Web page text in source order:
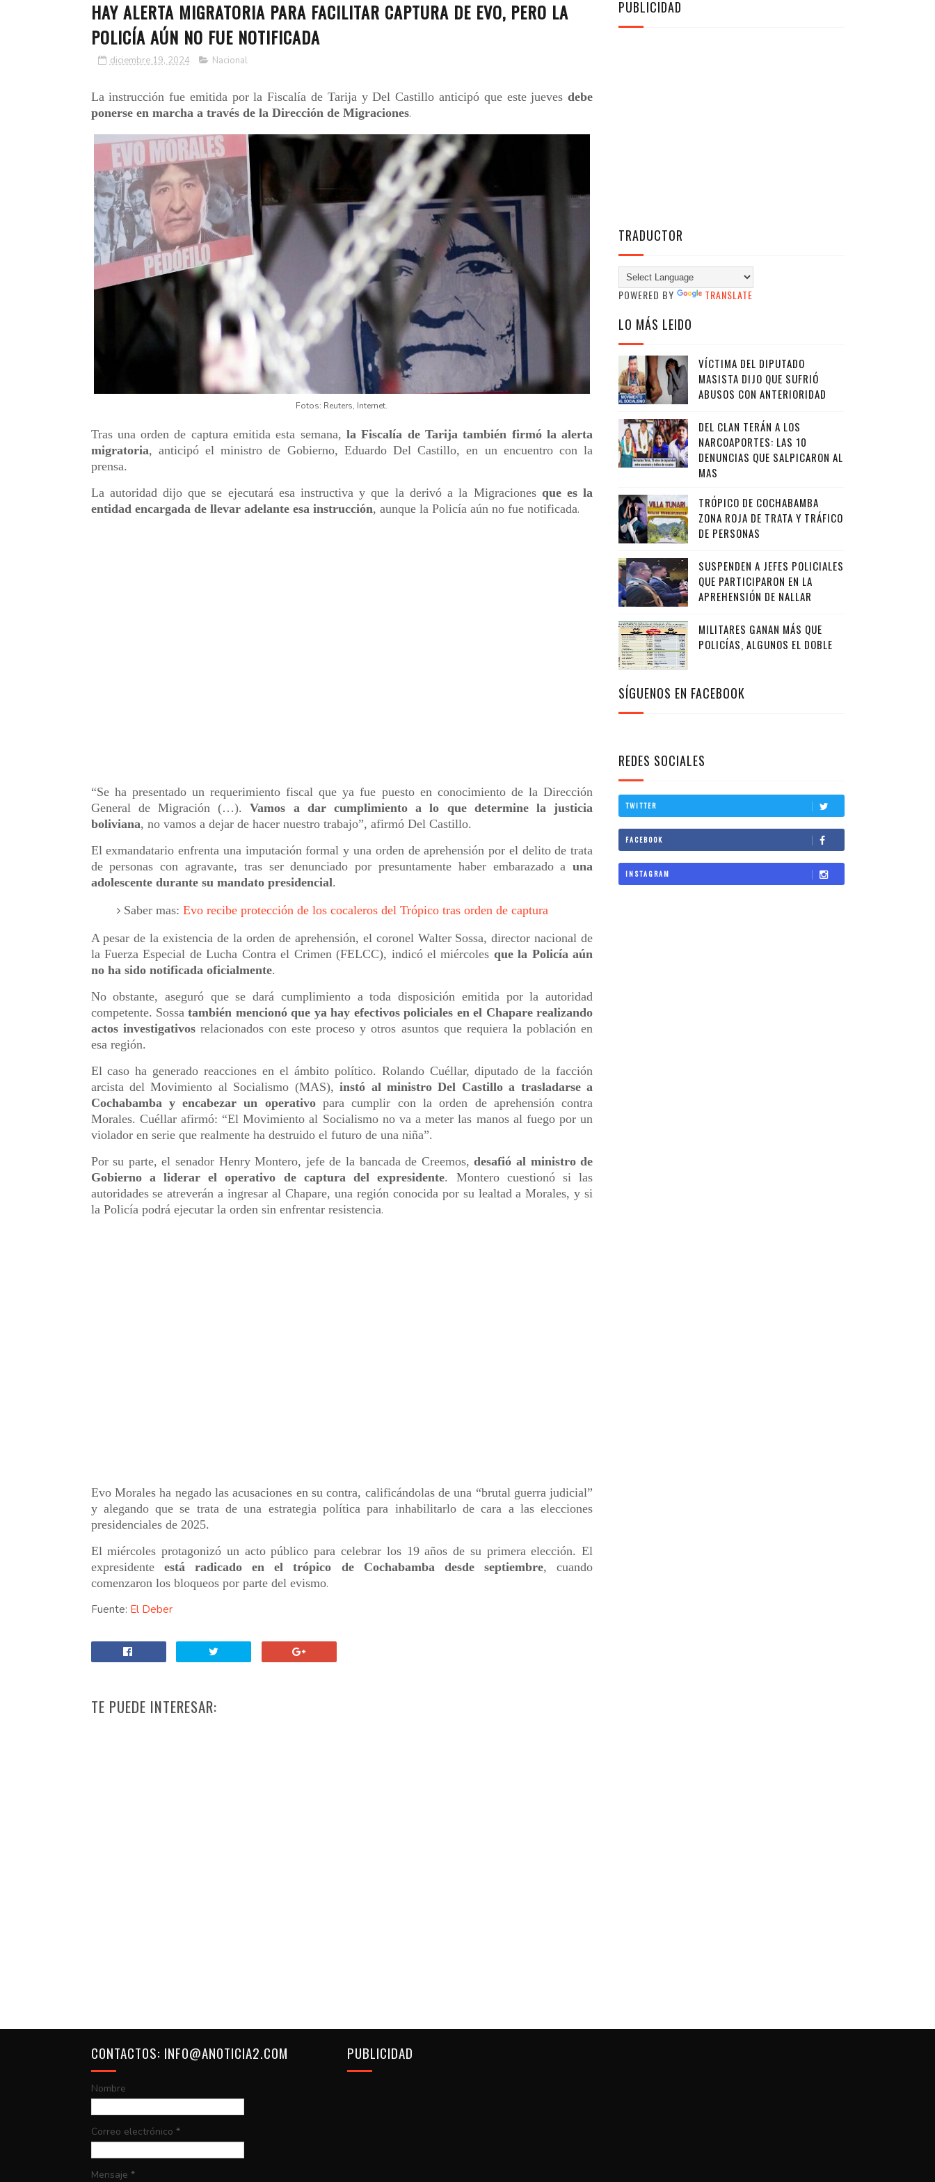
HAY ALERTA MIGRATORIA PARA FACILITAR CAPTURA DE EVO, PERO LA
POLICÍA AÚN NO FUE NOTIFICADA
diciembre 19, 2024 Nacional
La instrucción fue emitida por la Fiscalía de Tarija y Del Castillo anticipó que este juevesdebe
ponerse en marcha a través de la Dirección de Migraciones.
Fotos: Reuters, Internet.
Tras una orden de captura emitida esta semana,la Fiscalía de Tarija también firmó la alerta
migratoria, anticipó el ministro de Gobierno, Eduardo Del Castillo, en un encuentro con la
prensa.
La autoridad dijo que se ejecutará esa instructiva y que la derivó a la Migraciones que es la
entidad encargada de llevar adelante esa instrucción, aunque la Policía aún no fue notificada.
“Se ha presentado un requerimiento fiscal que ya fue puesto en conocimiento de la Dirección
General de Migración (…).Vamos a dar cumplimiento a lo que determine la justicia
boliviana, no vamos a dejar de hacer nuestro trabajo”, afirmó Del Castillo.
El exmandatario enfrenta una imputación formal y una orden de aprehensión por el delito de trata
de personas con agravante, tras ser denunciado por presuntamente haber embarazado a una
adolescente durante su mandato presidencial.
Saber mas: Evo recibe protección de los cocaleros del Trópico tras orden de captura
A pesar de la existencia de la orden de aprehensión, el coronel Walter Sossa, director nacional de
la Fuerza Especial de Lucha Contra el Crimen (FELCC), indicó el miércoles que la Policía aún
no ha sido notificada oficialmente.
No obstante, aseguró que se dará cumplimiento a toda disposición emitida por la autoridad
competente. Sossatambién mencionó que ya hay efectivos policiales en el Chapare realizando
actos investigativosrelacionados con este proceso y otros asuntos que requiera la población en
esa región.
El caso ha generado reacciones en el ámbito político. Rolando Cuéllar, diputado de la facción
arcista del Movimiento al Socialismo (MAS),instó al ministro Del Castillo a trasladarse a
Cochabamba y encabezar un operativopara cumplir con la orden de aprehensión contra
Morales. Cuéllar afirmó: “El Movimiento al Socialismo no va a meter las manos al fuego por un
violador en serie que realmente ha destruido el futuro de una niña”.
Por su parte, el senador Henry Montero, jefe de la bancada de Creemos,desafió al ministro de
Gobierno a liderar el operativo de captura del expresidente. Montero cuestionó si las
autoridades se atreverán a ingresar al Chapare, una región conocida por su lealtad a Morales, y si
la Policía podrá ejecutar la orden sin enfrentar resistencia.
Evo Morales ha negado las acusaciones en su contra, calificándolas de una “brutal guerra judicial”
y alegando que se trata de una estrategia política para inhabilitarlo de cara a las elecciones
presidenciales de 2025.
El miércoles protagonizó un acto público para celebrar los 19 años de su primera elección. El
expresidente está radicado en el trópico de Cochabamba desde septiembre, cuando
comenzaron los bloqueos por parte del evismo.
Fuente: El Deber
TE PUEDE INTERESAR:
PUBLICIDAD
TRADUCTOR
POWERED BY TRANSLATE
LO MÁS LEIDO
VÍCTIMA DEL DIPUTADO
MASISTA DIJO QUE SUFRIÓ
ABUSOS CON ANTERIORIDAD
DEL CLAN TERÁN A LOS
NARCOAPORTES: LAS 10
DENUNCIAS QUE SALPICARON AL
MAS
TRÓPICO DE COCHABAMBA
ZONA ROJA DE TRATA Y TRÁFICO
DE PERSONAS
SUSPENDEN A JEFES POLICIALES
QUE PARTICIPARON EN LA
APREHENSIÓN DE NALLAR
MILITARES GANAN MÁS QUE
POLICÍAS, ALGUNOS EL DOBLE
SÍGUENOS EN FACEBOOK
REDES SOCIALES
TWITTER
FACEBOOK
INSTAGRAM
CONTACTOS: INFO@ANOTICIA2.COM
Nombre
Correo electrónico *
Mensaje *
PUBLICIDAD